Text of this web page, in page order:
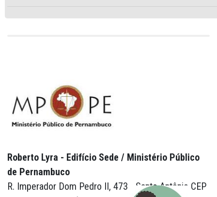
Roberto Lyra - Edifício Sede / Ministério Público
de Pernambuco
R. Imperador Dom Pedro II, 473 - Santo Antônio CEP